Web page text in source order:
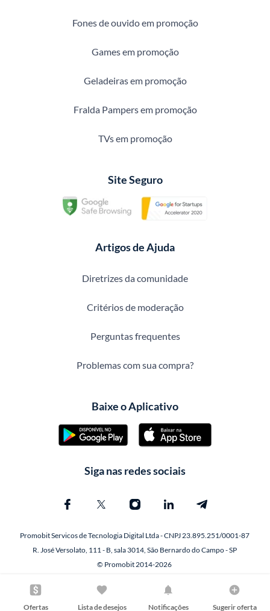
Ofertas Lista de desejos Notificações Sugerir oferta
Fones de ouvido em promoção
Games em promoção
Geladeiras em promoção
Fralda Pampers em promoção
TVs em promoção
Site Seguro
Artigos de Ajuda
Diretrizes da comunidade
Critérios de moderação
Perguntas frequentes
Problemas com sua compra?
Baixe o Aplicativo
Siga nas redes sociais
Promobit Servicos de Tecnologia Digital Ltda - CNPJ 23.895.251/0001-87
R. José Versolato, 111 - B, sala 3014, São Bernardo do Campo - SP
© Promobit 2014-2026